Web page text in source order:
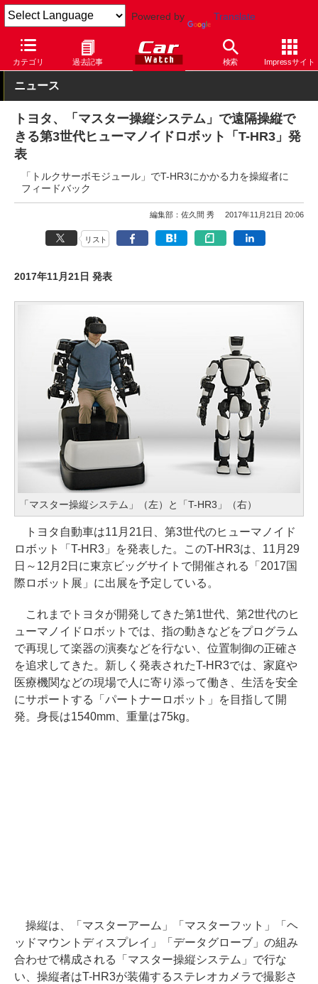
Powered by Translate
カテゴリ 過去記事 検索 Impressサイト
Car Watch 自動車 トヨタ その他
ニュース
トヨタ、「マスター操縦システム」で遠隔操縦で
きる第3世代ヒューマノイドロボット「T-HR3」発
表
「トルクサーボモジュール」でT-HR3にかかる力を操縦者に
フィードバック
編集部：佐久間 秀 2017年11月21日 20:06
リスト
2017年11月21日 発表
「マスター操縦システム」（左）と「T-HR3」（右）
トヨタ自動車は11月21日、第3世代のヒューマノイド
ロボット「T-HR3」を発表した。このT-HR3は、11月29
日～12月2日に東京ビッグサイトで開催される「2017国
際ロボット展」に出展を予定している。
これまでトヨタが開発してきた第1世代、第2世代のヒ
ューマノイドロボットでは、指の動きなどをプログラム
で再現して楽器の演奏などを行ない、位置制御の正確さ
を追求してきた。新しく発表されたT-HR3では、家庭や
医療機関などの現場で人に寄り添って働き、生活を安全
にサポートする「パートナーロボット」を目指して開
発。身長は1540mm、重量は75kg。
操縦は、「マスターアーム」「マスターフット」「ヘ
ッドマウントディスプレイ」「データグローブ」の組み
合わせで構成される「マスター操縦システム」で行な
い、操縦者はT-HR3が装備するステレオカメラで撮影さ